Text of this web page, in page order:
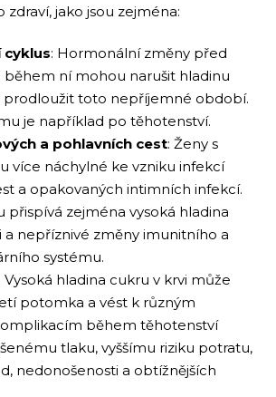
zdraví, jako jsou zejména:
cyklus: Hormonální změny před
během ní mohou narušit hladinu
prodloužit toto nepříjemné období.
je například po těhotenství.
a pohlavních cest: Ženy s
více náchylné ke vzniku infekcí
a opakovaných intimních infekcí.
přispívá zejména vysoká hladina
a nepříznivé změny imunitního a
systému.
Vysoká hladina cukru v krvi může
potomka a vést k různým
během těhotenství
tlaku, vyššímu riziku potratu,
nedonošenosti a obtížnějších